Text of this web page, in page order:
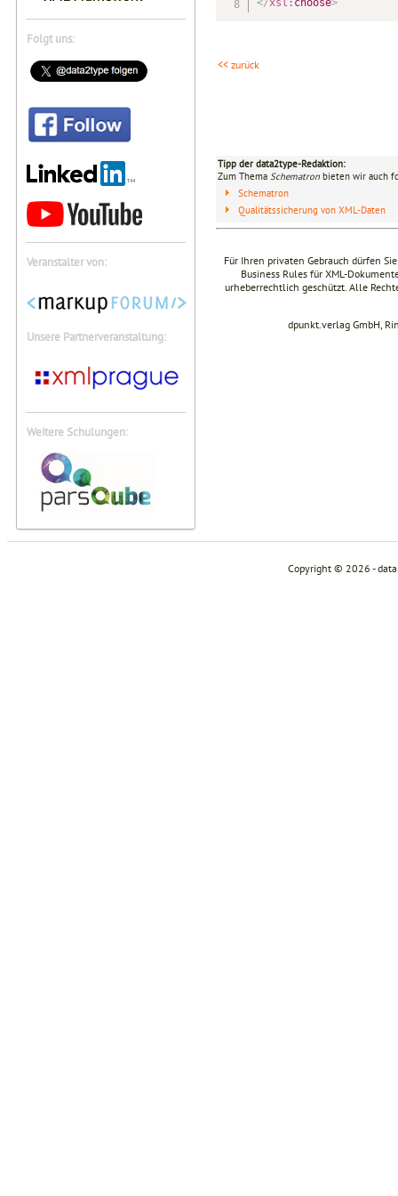
Folgt uns:
Veranstalter von:
Unsere Partnerveranstaltung:
Weitere Schulungen:
</xsl: choose>
<< zurück
Tipp der data2type-Redaktion:
Zum Thema Schematron bieten wir auch
Schematron
Qualitätssicherung von XML-Daten
Für Ihren privaten Gebrauch dürfen
Business Rules für XML-
urheberrechtlich geschützt. Alle
dpunkt.verlag GmbH,
Copyright © 2026 -